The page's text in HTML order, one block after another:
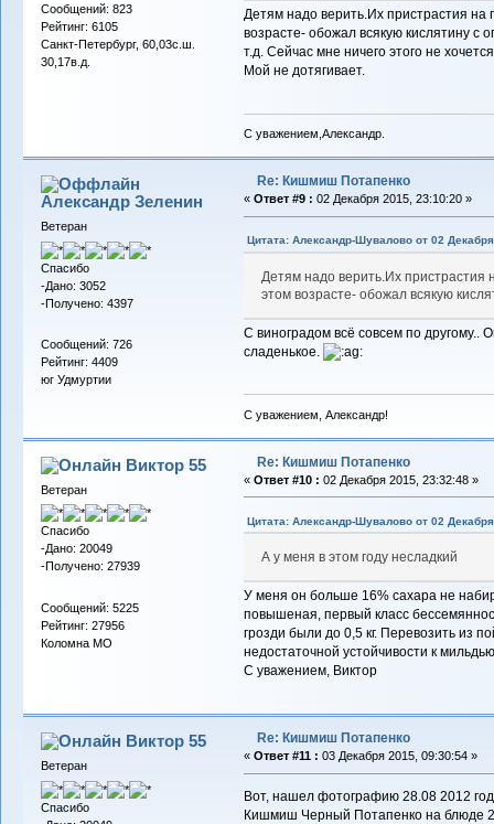
Сообщений: 823
Рейтинг: 6105
Санкт-Петербург, 60,03с.ш.
30,17в.д.
Детям надо верить.Их пристрастия на
возрасте- обожал всякую кислятину с
т.д. Сейчас мне ничего этого не
Мой не дотягивает.
С уважением,Александр.
Александр Зеленин
Ветеран
Спасибо
-Дано: 3052
-Получено: 4397
Сообщений: 726
Рейтинг: 4409
юг Удмуртии
Re: Кишмиш Потапенко
« Ответ #9 : 02 Декабря 2015, 23:10:20 »
Цитата: Александр-Шувалово от 02
Детям надо верить.Их пристрастия
этом возрасте- обожал всякую
С виноградом всё совсем по другому..
сладенькое.
С уважением, Александр!
Виктор 55
Ветеран
Спасибо
-Дано: 20049
-Получено: 27939
Сообщений: 5225
Рейтинг: 27956
Коломна МО
Re: Кишмиш Потапенко
« Ответ #10 : 02 Декабря 2015, 23:32:48 »
Цитата: Александр-Шувалово от 02
А у меня в этом году несладкий
У меня он больше 16% сахара не
повышеная, первый класс
грозди были до 0,5 кг. Перевозить из
недостаточной устойчивости к
С уважением, Виктор
Виктор 55
Ветеран
Спасибо
Re: Кишмиш Потапенко
« Ответ #11 : 03 Декабря 2015, 09:30:54 »
Вот, нашел фотографию 28.08 2012
Кишмиш Черный Потапенко на блюде